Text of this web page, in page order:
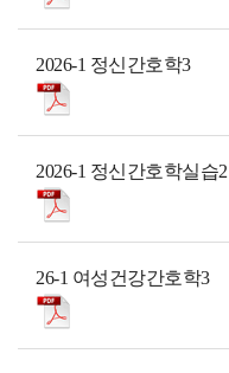
2026-1 정신간호학3
2026-1 정신간호학실습2
26-1 여성건강간호학3